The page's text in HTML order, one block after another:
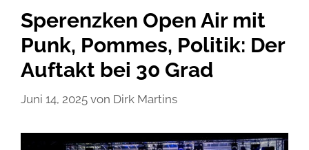
Sperenzken Open Air mit
Punk, Pommes, Politik: Der
Auftakt bei 30 Grad
Juni 14, 2025 von Dirk Martins